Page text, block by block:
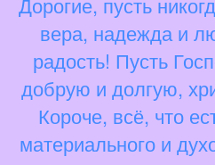
вера, надежда и
радость! Пусть
добрую и долгую,
Короче, всё, что
материального и